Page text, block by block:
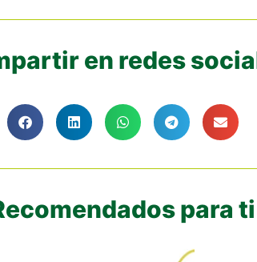
en redes
para ti